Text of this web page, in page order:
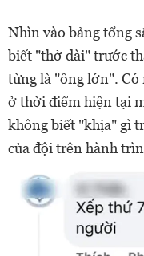
Nhìn vào bảng tổng
biết "thở dài" trước
từng là "ông lớn".
ở thời điểm hiện tại
không biết "khịa" gì
của đội trên hành